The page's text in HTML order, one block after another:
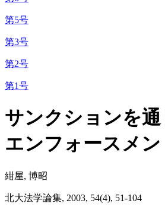
第5号
第3号
第2号
第1号
サンクションを
エンフォースメ
紺屋, 博昭
北大法学論集, 2003, 54(4), 51-104